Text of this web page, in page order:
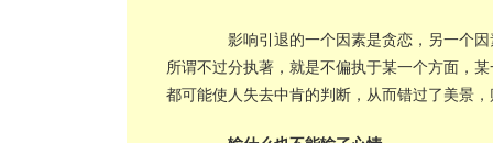
影响引退的一个因素是贪恋，另一个因
所谓不过分执著，就是不偏执于某一个方面，
都可能使人失去中肯的判断，从而错过了美景